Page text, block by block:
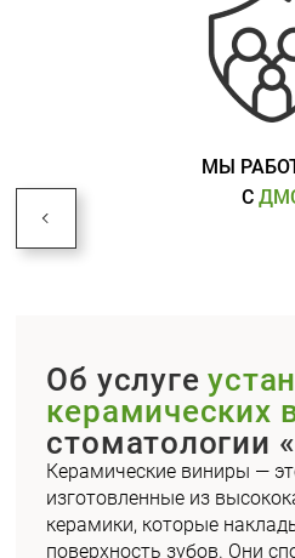
МЫ
С
Об услуге
керамических
стоматологии
Керамические виниры —
изготовленные из
керамики, которые
поверхность зубов. Они